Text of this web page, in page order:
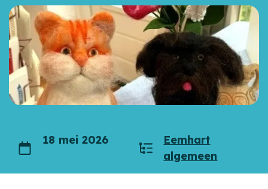
Datum
18 mei 2026
Categorieën
Eemhart
algemeen